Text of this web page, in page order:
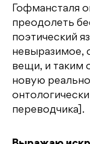
Гофмансталя
преодолеть
поэтический
невыразимое,
вещи, и таким
новую
переводчика].